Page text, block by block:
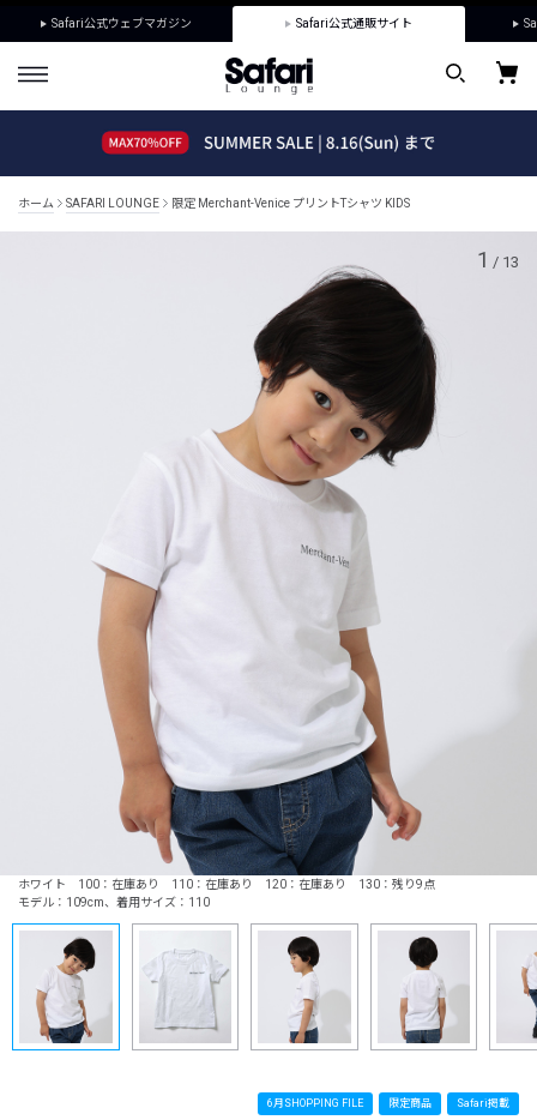
Safari公式ウェブマガジン Safari公式通販サイト
ホーム SAFARI LOUNGE 限定 Merchant-Venice プリントTシャツ KIDS
ホワイト 100：在庫あり 110：在庫あり 120：在庫あり 130：残り9点
モデル：109cm、着用サイズ：110
1 / 13
Safari掲載
限定商品
6月SHOPPING FILE